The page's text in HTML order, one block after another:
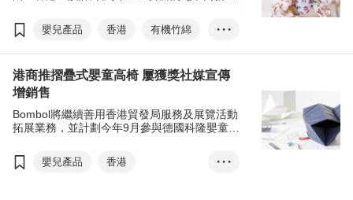
藤征洋
八橋公彦
谷歌
MindFree
元的Meta廣告積分，將用於Facebook及
Instagram帳戶推廣其新產品。
嬰兒產品 香港
有機竹綿
嬰兒用品
香港•設計廊
電子商務培育及加速計劃
Meta
The Wee Bean
網購平台
• • •
港商推摺疊式嬰童高椅 屢獲獎社媒宣傳
增銷售
Bombol將繼續善用香港貿發局服務及展覽活動
拓展業務，並計劃今年9月參與德國科隆嬰童用
網絡。
嬰兒產品
香港
• • •